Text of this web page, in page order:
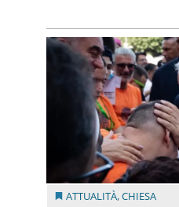
ATTUALITÀ,CHIESA